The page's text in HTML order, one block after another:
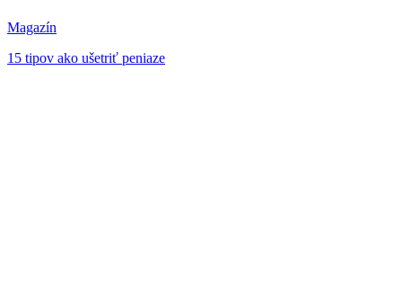
Magazín
15 tipov ako ušetriť peniaze